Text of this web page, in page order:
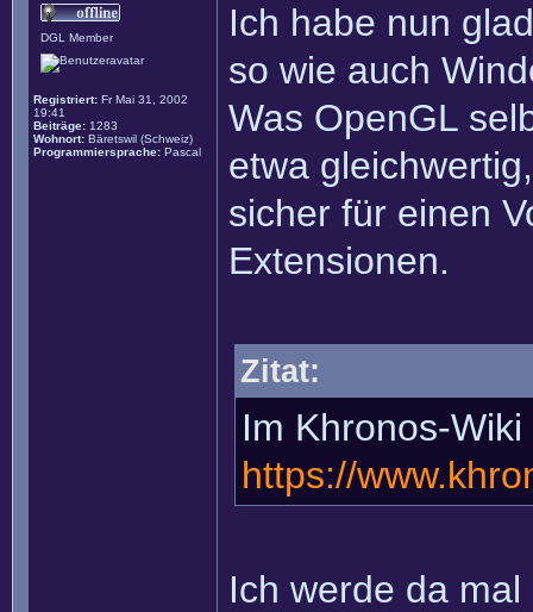
DGL Member
Registriert: Fr Mai 31, 2002
19:41
Beiträge: 1283
Wohnort: Bäretswil (Schweiz)
Programmiersprache: Pascal
Ich habe nun
so wie auch
Was OpenGL
etwa
sicher für einen
Extensionen.
Zitat:
Im Khronos-
https://
Ich werde da